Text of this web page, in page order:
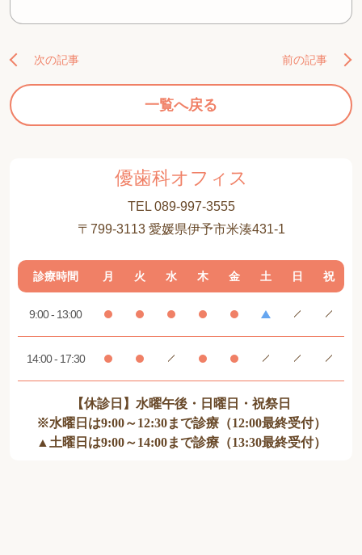
次の記事
一覧へ戻る
前の記事
優歯科オフィス
TEL 089-997-3555
〒799-3113 愛媛県伊予市米湊431-1
診療時間 月 火 水 木 金 土 日 祝
9:00 - 13:00
14:00 - 17:30
【休診日】水曜午後・日曜日・祝祭日
※水曜日は9:00～12:30まで診療（12:00最終受付）
▲土曜日は9:00～14:00まで診療（13:30最終受付）